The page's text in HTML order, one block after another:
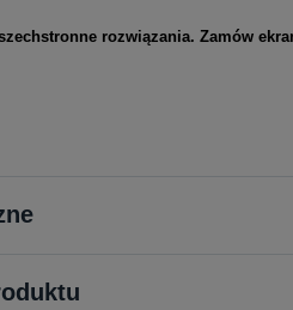
rozwiązania. Zamów